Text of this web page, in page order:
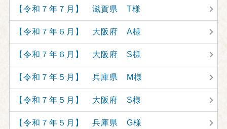
【令和７年７月】 滋賀県 T様
【令和７年６月】 大阪府 A様
【令和７年６月】 大阪府 S様
【令和７年５月】 兵庫県 M様
【令和７年５月】 大阪府 S様
【令和７年５月】 兵庫県 G様